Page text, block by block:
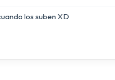
los suben XD